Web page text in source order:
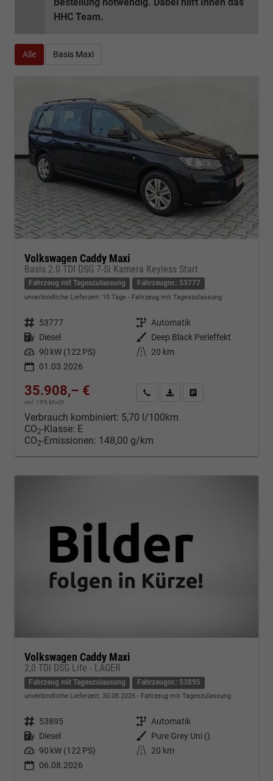
HHC Team.
Alle Basis Maxi
Volkswagen Caddy Maxi
Basis 2.0 TDI DSG 7-Si Kamera Keyless Start
Fahrzeug mit Tageszulassung Fahrzeugnr.: 53777
unverbindliche Lieferzeit: 10 Tage Fahrzeug mit Tageszulassung
Fahrzeugnr. 53777 Getriebe Automatik
Kraftstoff Diesel Außenfarbe
Deep Black Perleffekt
Leistung 90 kW (122 PS) Kilometerstand
20 km
01.03.2026
35.908,– €
incl. 19% MwSt.
Kontakt & Angebot anfordern
PDF-Datei, Fahrzeugexposé
Verbrauch kombiniert: 5,70 l/100km
CO2-Klasse: E
CO2-Emissionen: 148,00 g/km
Volkswagen Caddy Maxi
2,0 TDI DSG Life - LAGER
Fahrzeug mit Tageszulassung Fahrzeugnr.: 53895
unverbindliche Lieferzeit: 30.08.2026 Fahrzeug mit Tageszulassung
Fahrzeugnr. 53895 Getriebe Automatik
Kraftstoff Diesel Außenfarbe
Pure Grey Uni ()
Leistung 90 kW (122 PS) Kilometerstand
20 km
06.08.2026